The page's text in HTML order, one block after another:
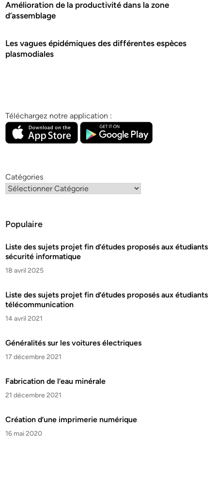
Amélioration de la productivité dans la zone
d’assemblage
Les vagues épidémiques des différentes espèces
plasmodiales
Téléchargez notre application :
Catégories
Populaire
Liste des sujets projet fin d’études proposés aux étudiants
sécurité informatique
18 avril 2025
Liste des sujets projet fin d’études proposés aux étudiants
télécommunication
14 avril 2021
Généralités sur les voitures électriques
17 décembre 2021
Fabrication de l’eau minérale
21 décembre 2021
Création d’une imprimerie numérique
16 mai 2020